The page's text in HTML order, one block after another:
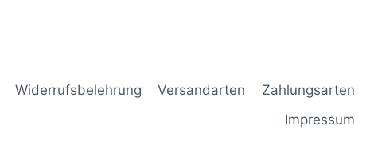
Widerrufsbelehrung Versandarten
Zahlungsarten
Impressum